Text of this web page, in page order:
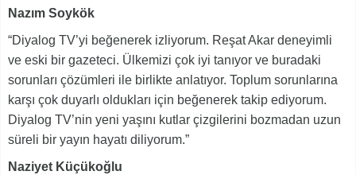
Nazım Soykök
“Diyalog TV’yi beğenerek izliyorum. Reşat Akar deneyimli
ve eski bir gazeteci. Ülkemizi çok iyi tanıyor ve buradaki
sorunları çözümleri ile birlikte anlatıyor. Toplum sorunlarına
karşı çok duyarlı oldukları için beğenerek takip ediyorum.
Diyalog TV’nin yeni yaşını kutlar çizgilerini bozmadan uzun
süreli bir yayın hayatı diliyorum.”
Naziyet Küçükoğlu